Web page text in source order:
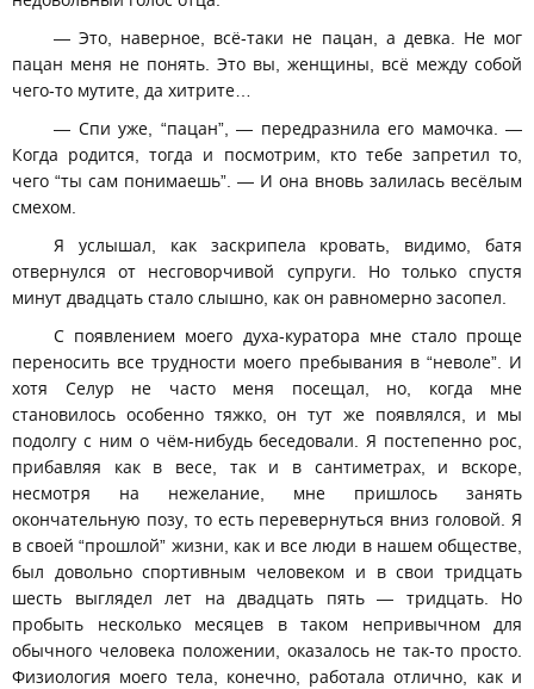
— Это, наверное, всё-таки не пацан, а девка. Не мог
пацан меня не понять. Это вы, женщины, всё между собой
чего-то мутите, да хитрите…
— Спи уже, “пацан”, — передразнила его мамочка. —
Когда родится, тогда и посмотрим, кто тебе запретил то,
чего “ты сам понимаешь”. — И она вновь залилась весёлым
смехом.
Я услышал, как заскрипела кровать, видимо, батя
отвернулся от несговорчивой супруги. Но только спустя
минут двадцать стало слышно, как он равномерно засопел.
С появлением моего духа-куратора мне стало проще
переносить все трудности моего пребывания в “неволе”. И
хотя Селур не часто меня посещал, но, когда мне
становилось особенно тяжко, он тут же появлялся, и мы
подолгу с ним о чём-нибудь беседовали. Я постепенно рос,
прибавляя как в весе, так и в сантиметрах, и вскоре,
несмотря на нежелание, мне пришлось занять
окончательную позу, то есть перевернуться вниз головой. Я
в своей “прошлой” жизни, как и все люди в нашем обществе,
был довольно спортивным человеком и в свои тридцать
шесть выглядел лет на двадцать пять — тридцать. Но
пробыть несколько месяцев в таком непривычном для
обычного человека положении, оказалось не так-то просто.
Физиология моего тела, конечно, работала отлично, как и